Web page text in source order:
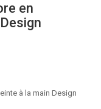
en
à la main Design